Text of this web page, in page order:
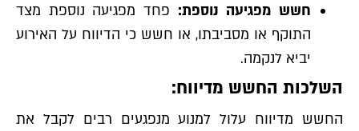
חשש מפגיעה נוספת: פחד מפגיעה נוספת מצד
התוקף או מסביבתו, או חשש כי הדיווח על האירוע
יביא לנקמה.
השלכות החשש מדיווח:
החשש מדיווח עלול למנוע מנפגעים רבים לקבל את